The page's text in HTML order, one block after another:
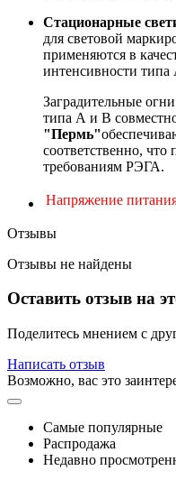
Стационарные
для световой
применяются в
интенсивности
Заградительные
типа А и B
"Пермь"
соответственно, что
требованиям РЭГА.
Напряжение
Отзывы
Отзывы не найдены
Оставить отзыв на
Поделитесь мнением с
Написать отзыв
Возможно, вас это
Самые популярные
Распродажа
Недавно